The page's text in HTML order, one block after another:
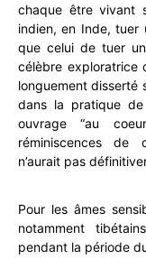
chaque être vivant
indien, en Inde, tuer
que celui de tuer
célèbre exploratrice
longuement disserté
dans la pratique de
ouvrage “au
réminiscences de
n’aurait pas
Pour les âmes
notamment
pendant la période